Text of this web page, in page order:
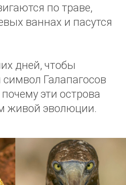
по траве,
ваннах и пасутся
дней, чтобы
Галапагосов
эти острова
живой эволюции.